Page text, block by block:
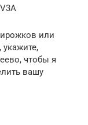
или
укажите,
чтобы я
вашу